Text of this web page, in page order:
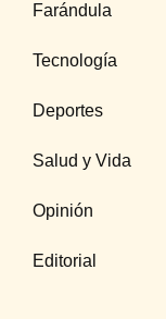
Farándula
Tecnología
Deportes
Salud y Vida
Opinión
Editorial